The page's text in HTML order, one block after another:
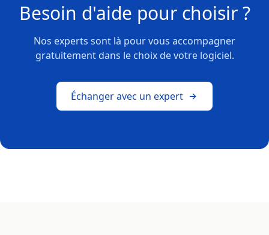
Besoin d'aide pour choisir ?
Nos experts sont là pour vous accompagner
gratuitement dans le choix de votre logiciel.
Échanger avec un expert